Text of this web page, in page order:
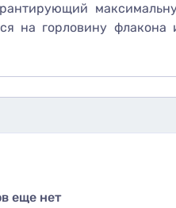
на горловину
еще нет